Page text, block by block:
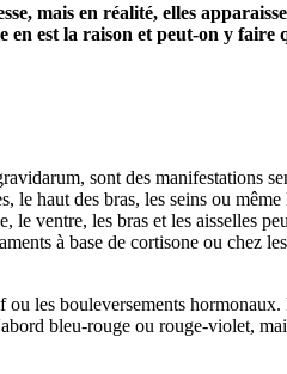
mais en réalité, elles
en est la raison et peut-on y
sont des manifestations
le haut des bras, les seins ou
ventre, les bras et les aisselles
à base de cortisone ou chez
les bouleversements
bleu-rouge ou rouge-violet,